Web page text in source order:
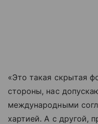
«Это такая скрытая
стороны, нас
международными
хартией. А с другой,